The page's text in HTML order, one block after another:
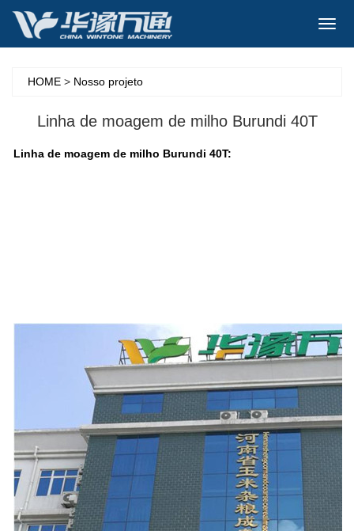
HOME > Nosso projeto
Linha de moagem de milho Burundi 40T
Linha de moagem de milho Burundi 40T: